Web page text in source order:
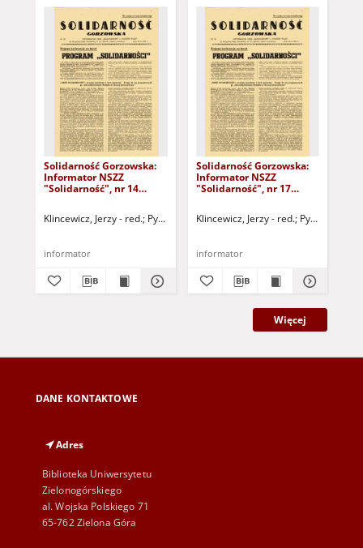
Solidarność Gorzowska:
Informator NSZZ
"Solidarność", nr 14
Klincewicz, Jerzy - red. Pytlak, Grażyna - red. Dobryniewski, Bernard -
informator
Solidarność Gorzowska:
Informator NSZZ
"Solidarność", nr 17
Klincewicz, Jerzy - red. Pytlak,
informator
Więcej
DANE KONTAKTOWE
Adres
Biblioteka Uniwersytetu
Zielonogórskiego
al. Wojska Polskiego 71
65-762 Zielona Góra